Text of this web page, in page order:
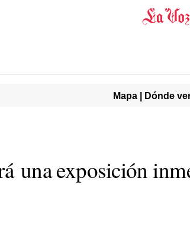
Mapa | Dónde
una exposición